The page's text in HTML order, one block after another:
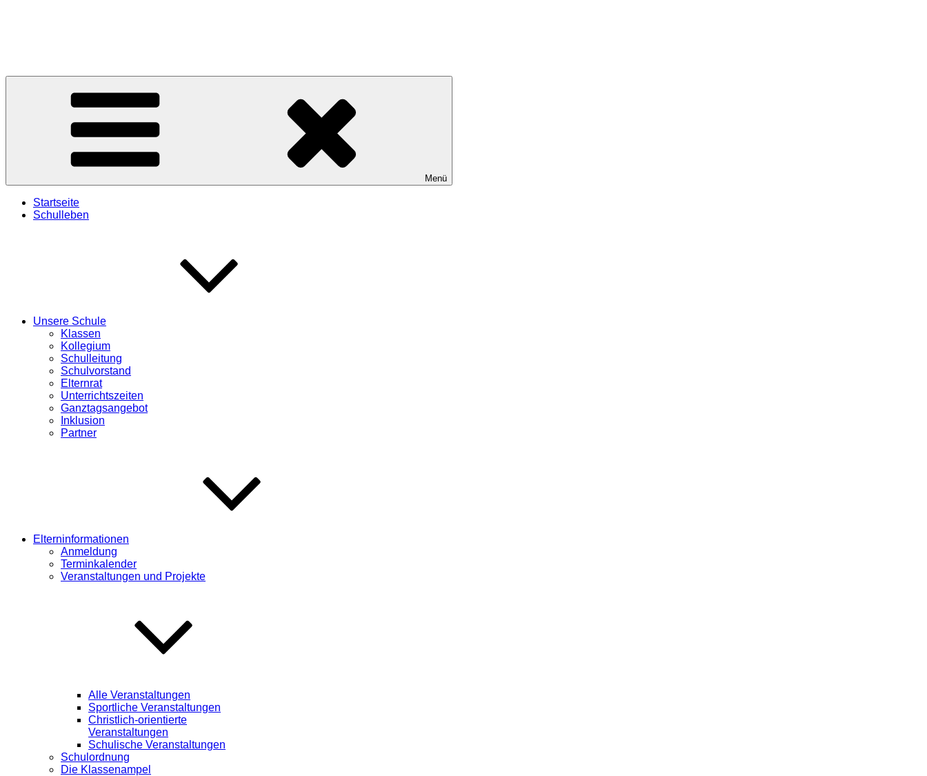
Menü
Startseite
Schulleben
Unsere Schule
Klassen
Kollegium
Schulleitung
Schulvorstand
Elternrat
Unterrichtszeiten
Ganztagsangebot
Inklusion
Partner
Elterninformationen
Anmeldung
Terminkalender
Veranstaltungen und Projekte
Alle Veranstaltungen
Sportliche Veranstaltungen
Christlich-orientierte
Veranstaltungen
Schulische Veranstaltungen
Schulordnung
Die Klassenampel